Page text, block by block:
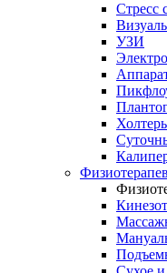
Стресс
УЗИ